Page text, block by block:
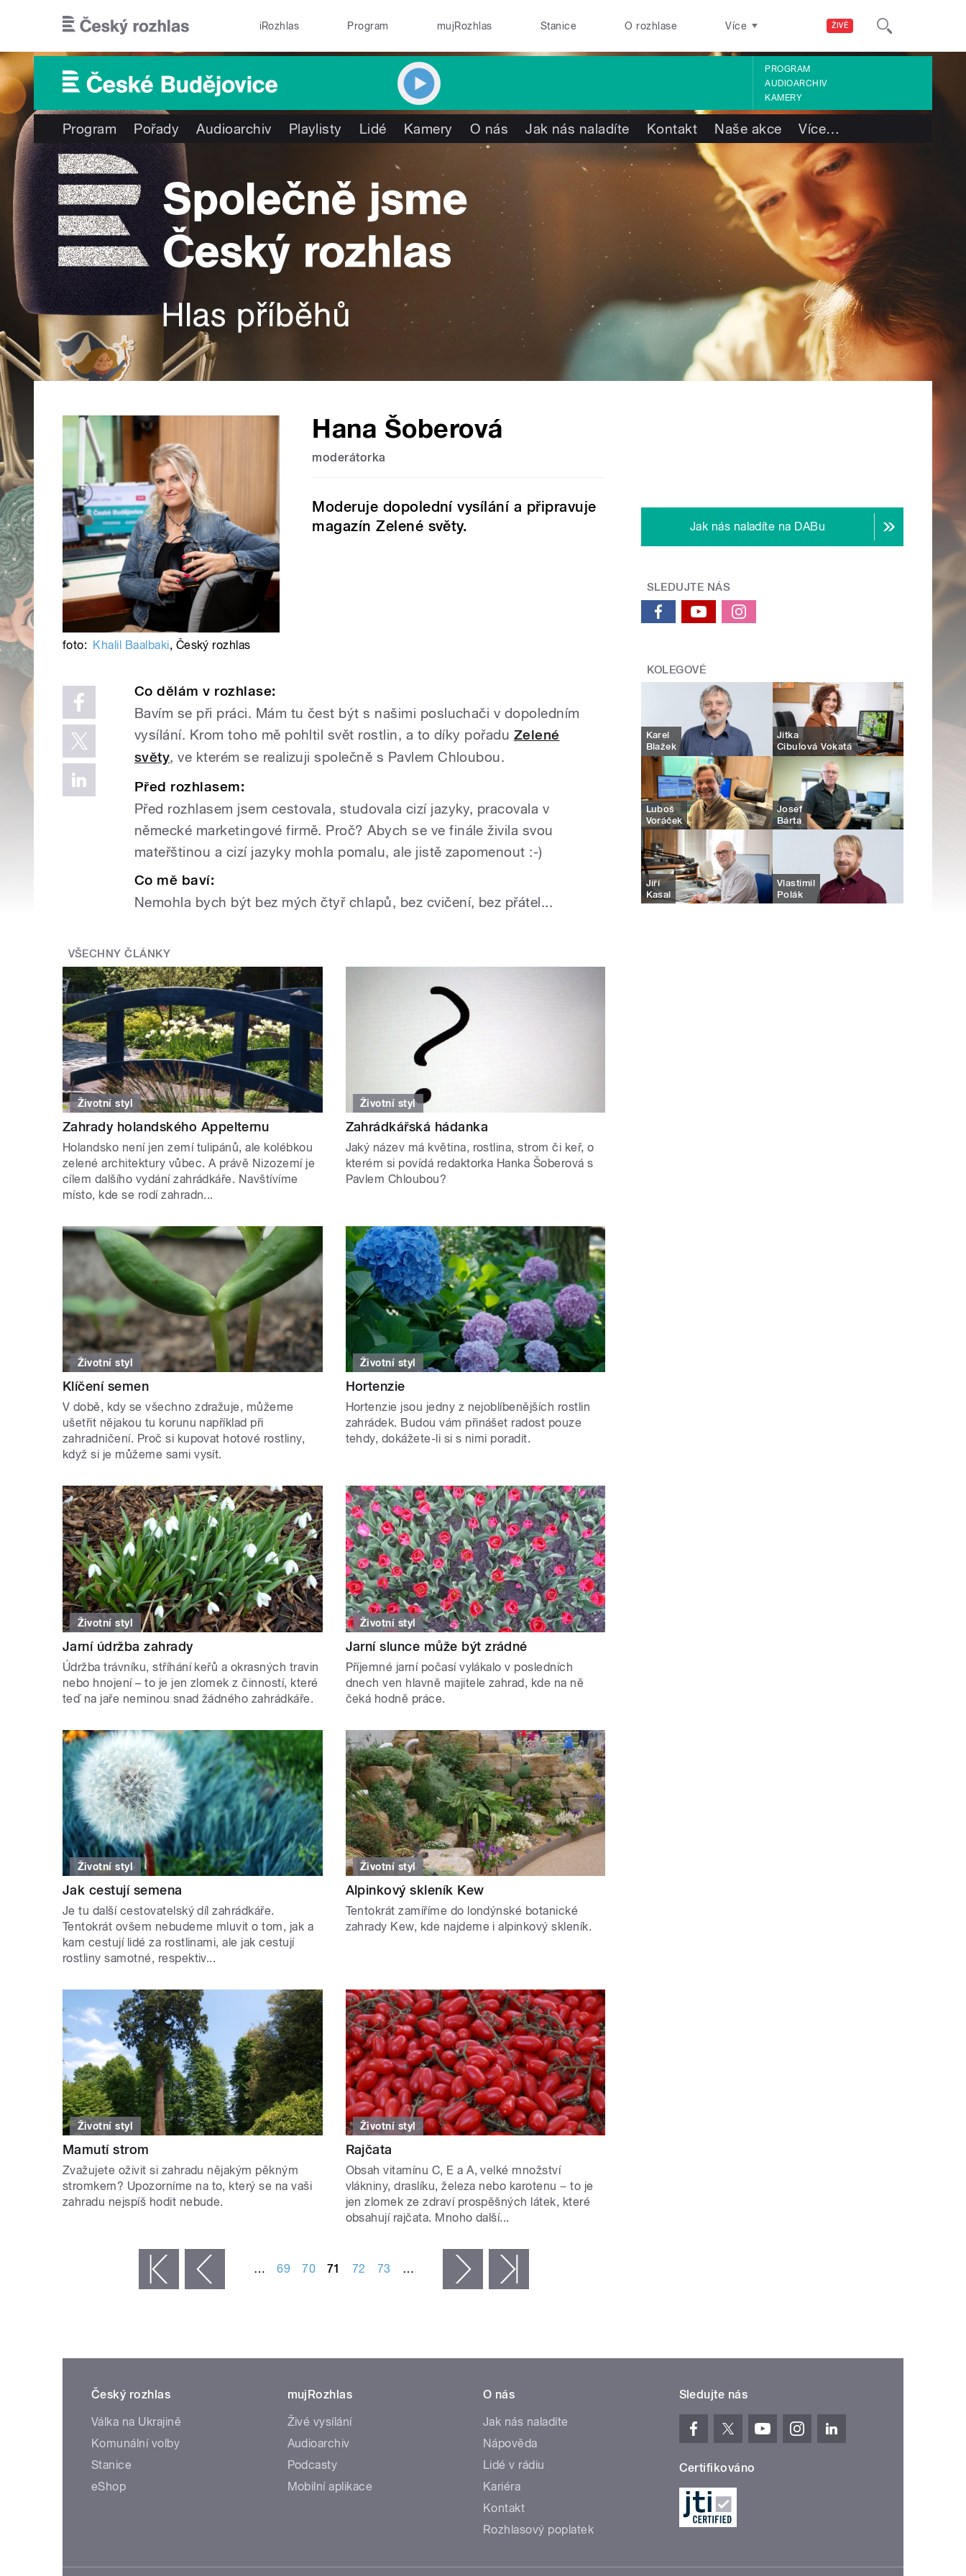
ŽIVĚ
iRozhlas Program mujRozhlas Stanice O rozhlase Více
PROGRAM
AUDIOARCHIV
KAMERY
Program Pořady Audioarchiv Playlisty Lidé Kamery O nás Jak nás naladíte Kontakt Naše akce Více…
Hana Šoberová
moderátorka
Moderuje dopolední vysílání a připravuje
magazín Zelené světy.
foto: Khalil Baalbaki, Český rozhlas
Co dělám v rozhlase:
Bavím se při práci. Mám tu čest být s našimi posluchači v dopoledním
vysílání. Krom toho mě pohltil svět rostlin, a to díky pořadu Zelené
světy, ve kterém se realizuji společně s Pavlem Chloubou.
Před rozhlasem:
Před rozhlasem jsem cestovala, studovala cizí jazyky, pracovala v
německé marketingové firmě. Proč? Abych se ve finále živila svou
mateřštinou a cizí jazyky mohla pomalu, ale jistě zapomenout :-)
Co mě baví:
Nemohla bych být bez mých čtyř chlapů, bez cvičení, bez přátel...
VŠECHNY ČLÁNKY
Životní styl
Zahrady holandského Appelternu
Holandsko není jen zemí tulipánů, ale kolébkou
zelené architektury vůbec. A právě Nizozemí je
cílem dalšího vydání zahrádkáře. Navštívíme
místo, kde se rodí zahradn...
Životní styl
Zahrádkářská hádanka
Jaký název má květina, rostlina, strom či keř, o
kterém si povídá redaktorka Hanka Šoberová s
Pavlem Chloubou?
Životní styl
Klíčení semen
V době, kdy se všechno zdražuje, můžeme
ušetřit nějakou tu korunu například při
zahradničení. Proč si kupovat hotové rostliny,
když si je můžeme sami vysít.
Životní styl
Hortenzie
Hortenzie jsou jedny z nejoblíbenějších rostlin
zahrádek. Budou vám přinášet radost pouze
tehdy, dokážete-li si s nimi poradit.
Životní styl
Jarní údržba zahrady
Údržba trávníku, stříhání keřů a okrasných travin
nebo hnojení – to je jen zlomek z činností, které
teď na jaře neminou snad žádného zahrádkáře.
Životní styl
Jarní slunce může být zrádné
Příjemné jarní počasí vylákalo v posledních
dnech ven hlavně majitele zahrad, kde na ně
čeká hodně práce.
Životní styl
Jak cestují semena
Je tu další cestovatelský díl zahrádkáře.
Tentokrát ovšem nebudeme mluvit o tom, jak a
kam cestují lidé za rostlinami, ale jak cestují
rostliny samotné, respektiv...
Životní styl
Alpinkový skleník Kew
Tentokrát zamíříme do londýnské botanické
zahrady Kew, kde najdeme i alpinkový skleník.
Životní styl
Mamutí strom
Zvažujete oživit si zahradu nějakým pěkným
stromkem? Upozorníme na to, který se na vaši
zahradu nejspíš hodit nebude.
Životní styl
Rajčata
Obsah vitamínu C, E a A, velké množství
vlákniny, draslíku, železa nebo karotenu − to je
jen zlomek ze zdraví prospěšných látek, které
obsahují rajčata. Mnoho další...
‹ předchozí … 69 70 71 72 73 … následující ›
Jak nás naladíte na DABu
SLEDUJTE NÁS
KOLEGOVÉ
Karel
Blažek
Jitka
Cibulová Vokatá
Luboš
Voráček
Josef
Bárta
Jiří
Kasal
Vlastimil
Polák
Český rozhlas
Válka na Ukrajině
Komunální volby
Stanice
eShop
mujRozhlas
Živé vysílání
Audioarchiv
Podcasty
Mobilní aplikace
O nás
Jak nás naladíte
Nápověda
Lidé v rádiu
Kariéra
Kontakt
Rozhlasový poplatek
Sledujte nás
Certifikováno